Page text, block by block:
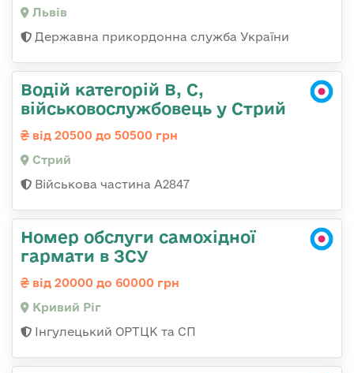
Львів
Державна прикордонна служба України
Водій категорій B, C,
військовослужбовець у Стрий
від 20500 до 50500 грн
Стрий
Військова частина А2847
Номер обслуги самохідної
гармати в ЗСУ
від 20000 до 60000 грн
Кривий Ріг
Інгулецький ОРТЦК та СП